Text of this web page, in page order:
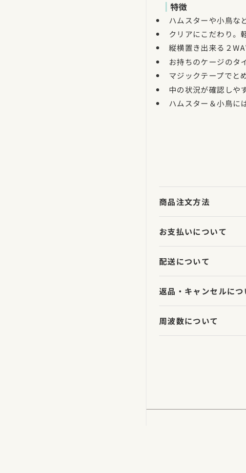
特徴
ハムスターや小鳥な
クリアにこだわり。
縦横置き出来る２
お持ちのケージのタ
マジックテープでと
中の状況が確認しや
ハムスター＆小鳥に
商品注文方法
お支払いについて
配送について
返品・キャンセルにつ
周波数について